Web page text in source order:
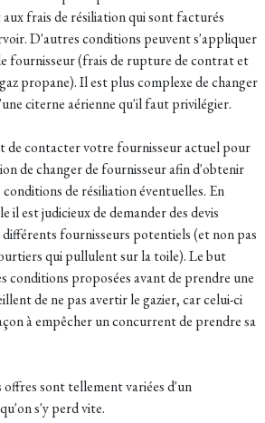
frais de résiliation qui sont facturés
D'autres conditions peuvent s'appliquer
fournisseur (frais de rupture de contrat et
propane). Il est plus complexe de changer
citerne aérienne qu'il faut privilégier.
de contacter votre fournisseur actuel pour
de changer de fournisseur afin d'obtenir
de résiliation éventuelles. En
il est judicieux de demander des devis
fournisseurs potentiels (et non pas
qui pullulent sur la toile). Le but
conditions proposées avant de prendre une
de ne pas avertir le gazier, car celui-ci
à empêcher un concurrent de prendre sa
offres sont tellement variées d'un
s'y perd vite.